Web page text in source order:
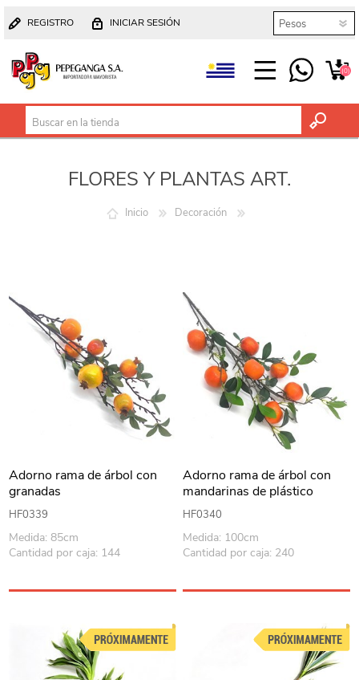
REGISTRO INICIAR SESIÓN
(0)
FLORES Y PLANTAS ART.
Inicio Decoración
Adorno rama de árbol con
granadas
HF0339
Medida: 85cm
Cantidad por caja: 144
Adorno rama de árbol con
mandarinas de plástico
HF0340
Medida: 100cm
Cantidad por caja: 240